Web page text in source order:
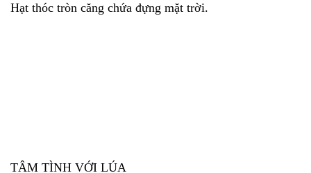
Hạt thóc tròn căng chứa đựng mặt trời.
TÂM TÌNH VỚI LÚA